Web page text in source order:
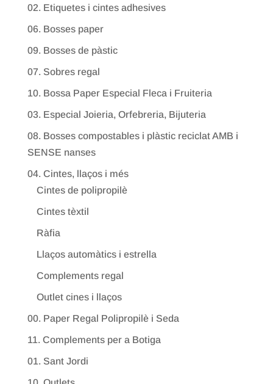
02. Etiquetes i cintes adhesives
06. Bosses paper
09. Bosses de pàstic
07. Sobres regal
10. Bossa Paper Especial Fleca i Fruiteria
03. Especial Joieria, Orfebreria, Bijuteria
08. Bosses compostables i plàstic reciclat AMB i
SENSE nanses
04. Cintes, llaços i més
Cintes de polipropilè
Cintes tèxtil
Ràfia
Llaços automàtics i estrella
Complements regal
Outlet cines i llaços
00. Paper Regal Polipropilè i Seda
11. Complements per a Botiga
01. Sant Jordi